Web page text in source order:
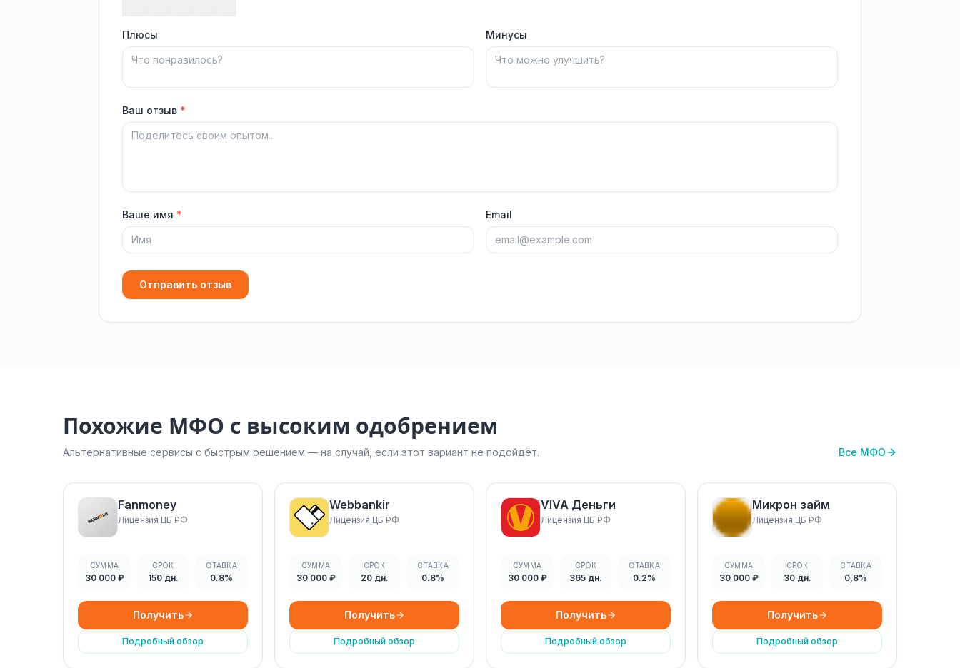
Плюсы Минусы
Ваш отзыв *
Ваше имя * Email
Отправить отзыв
Похожие МФО с высоким одобрением
Альтернативные сервисы с быстрым решением — на случай, если этот вариант не подойдёт. Все МФО
Fanmoney
Лицензия ЦБ РФ
СУММА
30 000 ₽
СРОК
150 дн.
СТАВКА
0.8%
Получить
Подробный обзор
Webbankir
Лицензия ЦБ РФ
СУММА
30 000 ₽
СРОК
20 дн.
СТАВКА
0.8%
Получить
Подробный обзор
VIVA Деньги
Лицензия ЦБ РФ
СУММА
30 000 ₽
СРОК
365 дн.
СТАВКА
0.2%
Получить
Подробный обзор
Микрон займ
Лицензия ЦБ РФ
СУММА
30 000 ₽
СРОК
30 дн.
СТАВКА
0,8%
Получить
Подробный обзор